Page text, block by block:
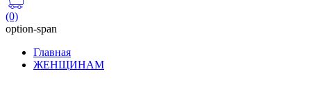
(0)
option-span
Главная
ЖЕНЩИНАМ